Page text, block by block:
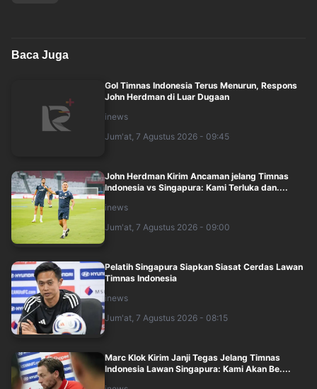
Baca Juga
Gol Timnas Indonesia Terus Menurun, Respons
John Herdman di Luar Dugaan
inews
Jum'at, 7 Agustus 2026 - 09:45
John Herdman Kirim Ancaman jelang Timnas
Indonesia vs Singapura: Kami Terluka dan....
inews
Jum'at, 7 Agustus 2026 - 09:00
Pelatih Singapura Siapkan Siasat Cerdas Lawan
Timnas Indonesia
inews
Jum'at, 7 Agustus 2026 - 08:15
Marc Klok Kirim Janji Tegas Jelang Timnas
Indonesia Lawan Singapura: Kami Akan Be....